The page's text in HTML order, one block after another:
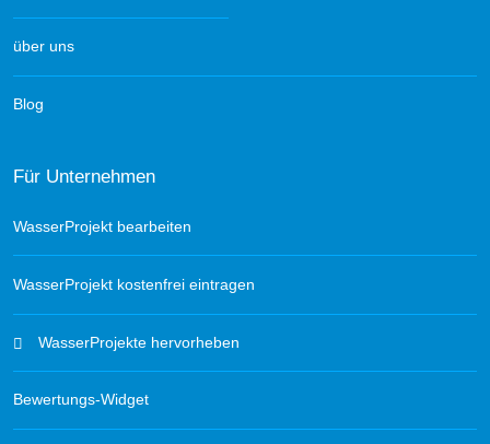
über uns
Blog
Für Unternehmen
WasserProjekt bearbeiten
WasserProjekt kostenfrei eintragen
WasserProjekte hervorheben
Bewertungs-Widget